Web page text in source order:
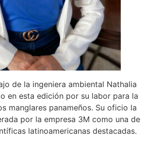
de la ingeniera ambiental Nathalia
en esta edición por su labor para la
manglares panameños. Su oficio la
por la empresa 3M como una de
latinoamericanas destacadas.